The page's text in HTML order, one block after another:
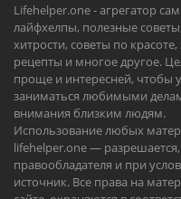
Lifehelper.one - агрегатор
лайфхелпы, полезные
хитрости, советы по
рецепты и многое другое.
проще и интересней, чтобы
заниматься любимыми
внимания близким людям.
Использование любых
lifehelper.one —
правообладателя и при
источник. Все права на